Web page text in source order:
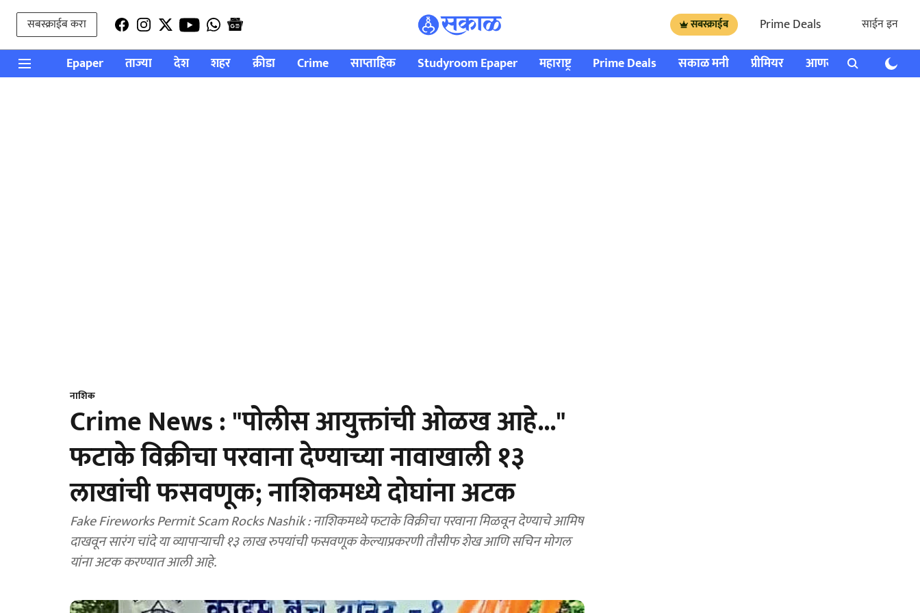
सबस्क्राईब करा सबस्क्राईब Prime Deals साईन इन
Epaper ताज्या देश शहर क्रीडा Crime साप्ताहिक Studyroom Epaper महाराष्ट्र Prime Deals सकाळ मनी प्रीमियर आणखी राशी भविष्य
नाशिक
Crime News : "पोलीस आयुक्तांची ओळख आहे..."
फटाके विक्रीचा परवाना देण्याच्या नावाखाली १३
लाखांची फसवणूक; नाशिकमध्ये दोघांना अटक
Fake Fireworks Permit Scam Rocks Nashik : नाशिकमध्ये फटाके विक्रीचा परवाना मिळवून देण्याचे आमिष
दाखवून सारंग चांदे या व्यापाऱ्याची १३ लाख रुपयांची फसवणूक केल्याप्रकरणी तौसीफ शेख आणि सचिन मोगल
यांना अटक करण्यात आली आहे.